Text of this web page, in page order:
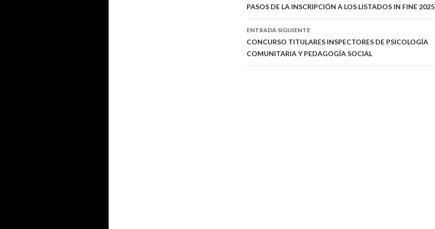
de
entradas
PASOS DE LA INSCRIPCIÓN A LOS LISTADOS IN FINE 2025
ENTRADA SIGUIENTE
CONCURSO TITULARES INSPECTORES DE PSICOLOGÍA
COMUNITARIA Y PEDAGOGÍA SOCIAL